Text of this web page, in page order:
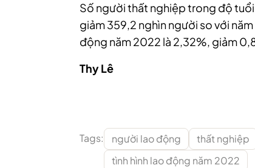
Số người thất nghiệp trong độ
giảm 359,2 nghìn người so với
động năm 2022 là 2,32%, giảm
Thy Lê
Tags: người lao động thất nghiệp
tình hình lao động năm 2022